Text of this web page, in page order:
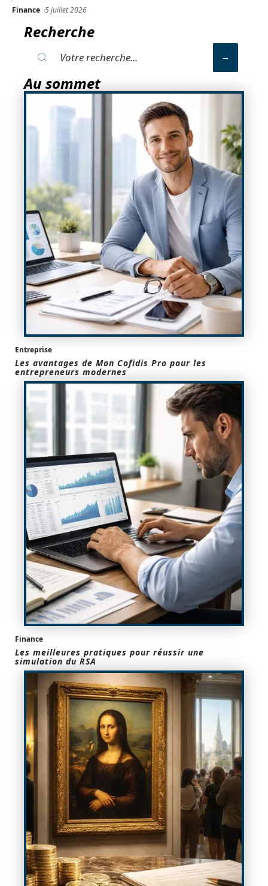
Finance 5 juillet 2026
Recherche
Au sommet
Entreprise
Les avantages de Mon Cofidis Pro pour les
entrepreneurs modernes
Finance
Les meilleures pratiques pour réussir une
simulation du RSA